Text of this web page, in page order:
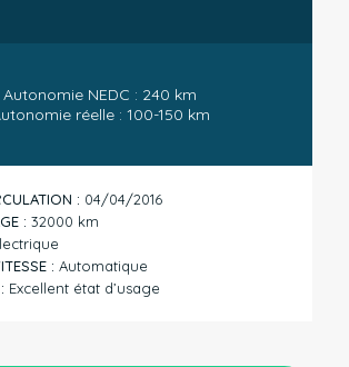
Autonomie NEDC : 240 km
réelle : 100-150 km
: 04/04/2016
: 32000 km
: Automatique
Excellent état d’usage